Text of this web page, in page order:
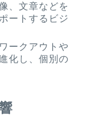
、文章などを
ートするビジ
ークアウトや
化し、個別の